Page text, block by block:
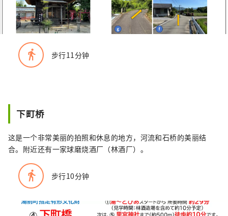
directions_walk 步行11分钟
下町桥
这是一个非常美丽的拍照和休息的地方，河流和石桥的美丽结
合。附近还有一家球磨烧酒厂（林酒厂）。
directions_walk 步行10分钟